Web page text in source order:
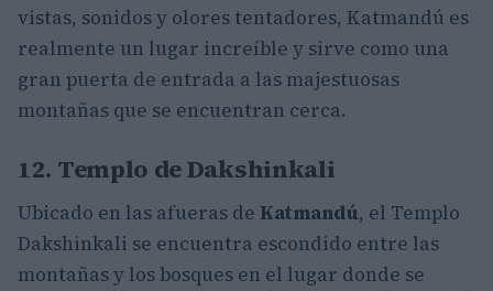
vistas, sonidos y olores tentadores, Katmandú es
realmente un lugar increíble y sirve como una
gran puerta de entrada a las majestuosas
montañas que se encuentran cerca.
12. Templo de Dakshinkali
Ubicado en las afueras de Katmandú, el Templo
Dakshinkali se encuentra escondido entre las
montañas y los bosques en el lugar donde se